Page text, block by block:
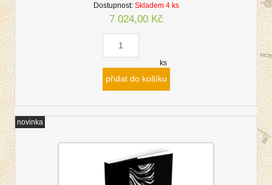
Dostupnost: Skladem 4 ks
7 024,00 Kč
ks
přidat do košíku
novinka